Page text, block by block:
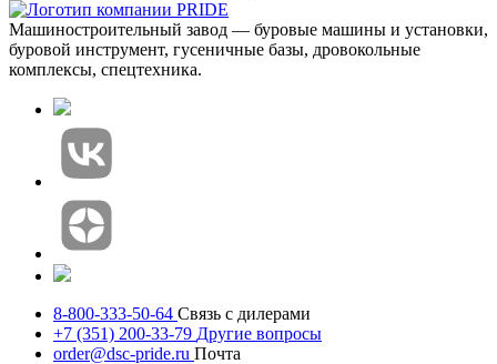
Машиностроительный завод — буровые машины и установки,
буровой инструмент, гусеничные базы, дровокольные
комплексы, спецтехника.
8-800-333-50-64 Связь с дилерами
+7 (351) 200-33-79 Другие вопросы
order@dsc-pride.ru Почта